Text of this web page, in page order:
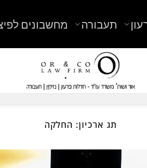
תעבורה מחשבונים
תג ארכיון: החלקה